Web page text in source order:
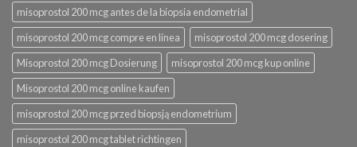
misoprostol 200 mcg antes de la biopsia endometrial
misoprostol 200 mcg compre en línea
misoprostol 200 mcg dosering
Misoprostol 200 mcg Dosierung
misoprostol 200 mcg kup online
Misoprostol 200 mcg online kaufen
misoprostol 200 mcg przed biopsją endometrium
misoprostol 200 mcg tablet richtingen